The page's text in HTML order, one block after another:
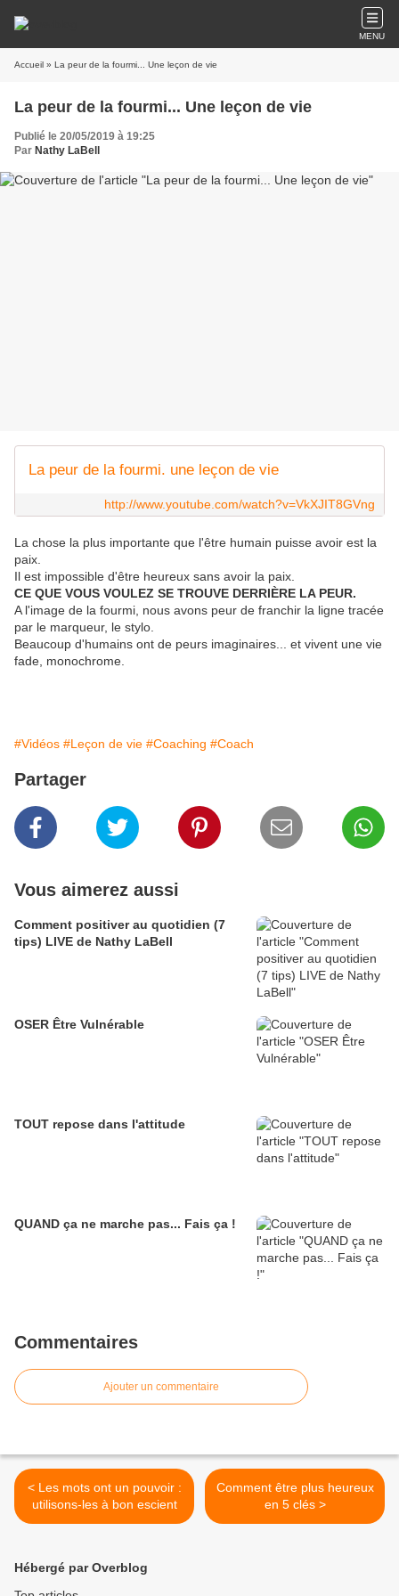
MENU
Accueil » La peur de la fourmi... Une leçon de vie
La peur de la fourmi... Une leçon de vie
Publié le 20/05/2019 à 19:25
Par Nathy LaBell
La peur de la fourmi. une leçon de vie
http://www.youtube.com/watch?v=VkXJIT8GVng
La chose la plus importante que l'être humain puisse avoir est la
paix.
Il est impossible d'être heureux sans avoir la paix.
CE QUE VOUS VOULEZ SE TROUVE DERRIÈRE LA PEUR.
A l'image de la fourmi, nous avons peur de franchir la ligne tracée
par le marqueur, le stylo.
Beaucoup d'humains ont de peurs imaginaires... et vivent une vie
fade, monochrome.
#Vidéos #Leçon de vie #Coaching #Coach
Partager
Vous aimerez aussi
Comment positiver au quotidien (7
tips) LIVE de Nathy LaBell
OSER Être Vulnérable
TOUT repose dans l'attitude
QUAND ça ne marche pas... Fais ça !
Commentaires
Ajouter un commentaire
< Les mots ont un pouvoir :
utilisons-les à bon escient
Comment être plus heureux
en 5 clés >
Hébergé par Overblog